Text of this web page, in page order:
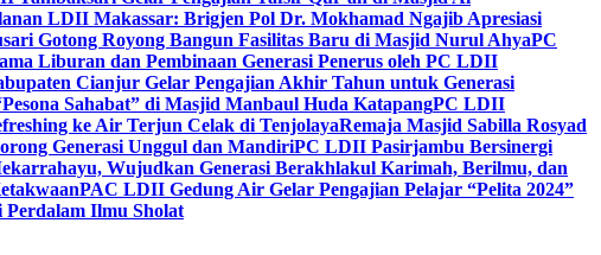
LDII Makassar: Brigjen Pol Dr. Mokhamad Ngajib Apresiasi
Gotong Royong Bangun Fasilitas Baru di Masjid Nurul AhyaPC
Liburan dan Pembinaan Generasi Penerus oleh PC LDII
Cianjur Gelar Pengajian Akhir Tahun untuk Generasi
Sahabat” di Masjid Manbaul Huda KatapangPC LDII
ke Air Terjun Celak di TenjolayaRemaja Masjid Sabilla Rosyad
Generasi Unggul dan MandiriPC LDII Pasirjambu Bersinergi
Wujudkan Generasi Berakhlakul Karimah, Berilmu, dan
PAC LDII Gedung Air Gelar Pengajian Pelajar “Pelita 2024”
Ilmu Sholat